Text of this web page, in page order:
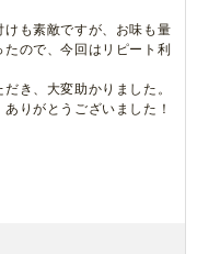
も素敵ですが、お味も量
ので、今回はリピート利
き、大変助かりました。
りがとうございました！